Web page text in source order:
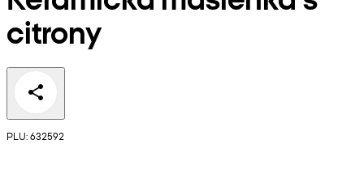
citrony
PLU: 632592